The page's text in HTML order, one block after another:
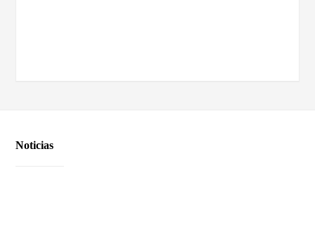
Noticias